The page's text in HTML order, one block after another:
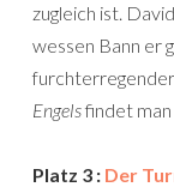
zugleich ist.
wessen Bann er
Engelsfindet man
Platz 3 : Der